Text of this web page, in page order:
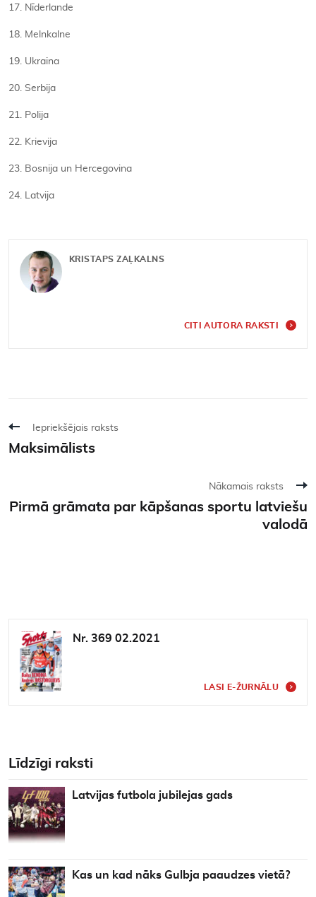
17. Nīderlande
18. Melnkalne
19. Ukraina
20. Serbija
21. Polija
22. Krievija
23. Bosnija un Hercegovina
24. Latvija
KRISTAPS ZAĻKALNS
CITI AUTORA RAKSTI
Iepriekšējais raksts
Maksimālists
Nākamais raksts
Pirmā grāmata par kāpšanas sportu latviešu
valodā
Nr. 369 02.2021
LASI E-ŽURNĀLU
Līdzīgi raksti
Latvijas futbola jubilejas gads
Kas un kad nāks Gulbja paaudzes vietā?